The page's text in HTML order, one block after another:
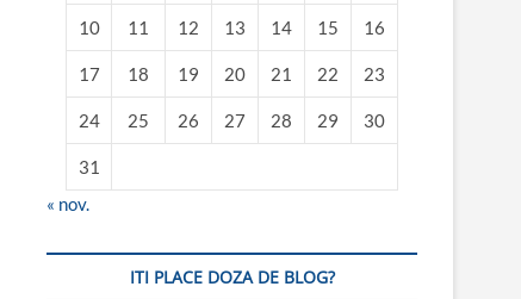
10 11 12 13 14 15 16
17 18 19 20 21 22 23
24 25 26 27 28 29 30
31
« nov.
ITI PLACE DOZA DE BLOG?